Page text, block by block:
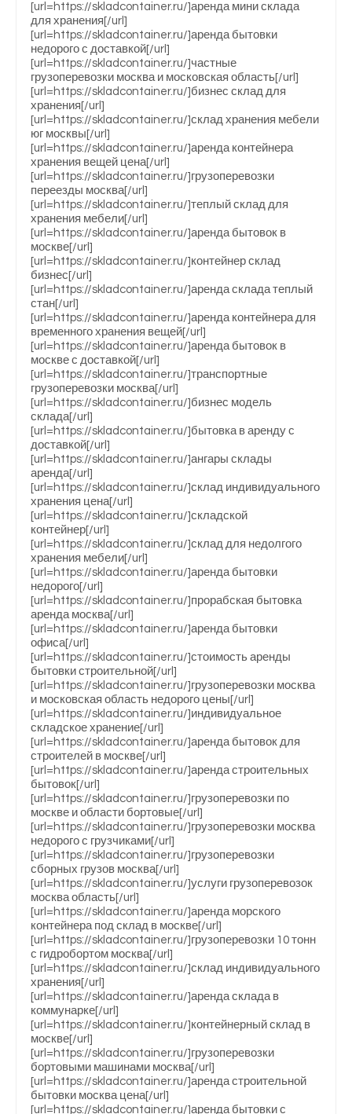
[url=https://skladcontainer.ru/]аренда мини склада
для хранения[/url]
[url=https://skladcontainer.ru/]аренда бытовки
недорого с доставкой[/url]
[url=https://skladcontainer.ru/]частные
грузоперевозки москва и московская область[/url]
[url=https://skladcontainer.ru/]бизнес склад для
хранения[/url]
[url=https://skladcontainer.ru/]склад хранения мебели
юг москвы[/url]
[url=https://skladcontainer.ru/]аренда контейнера
хранения вещей цена[/url]
[url=https://skladcontainer.ru/]грузоперевозки
переезды москва[/url]
[url=https://skladcontainer.ru/]теплый склад для
хранения мебели[/url]
[url=https://skladcontainer.ru/]аренда бытовок в
москве[/url]
[url=https://skladcontainer.ru/]контейнер склад
бизнес[/url]
[url=https://skladcontainer.ru/]аренда склада теплый
стан[/url]
[url=https://skladcontainer.ru/]аренда контейнера для
временного хранения вещей[/url]
[url=https://skladcontainer.ru/]аренда бытовок в
москве с доставкой[/url]
[url=https://skladcontainer.ru/]транспортные
грузоперевозки москва[/url]
[url=https://skladcontainer.ru/]бизнес модель
склада[/url]
[url=https://skladcontainer.ru/]бытовка в аренду с
доставкой[/url]
[url=https://skladcontainer.ru/]ангары склады
аренда[/url]
[url=https://skladcontainer.ru/]склад индивидуального
хранения цена[/url]
[url=https://skladcontainer.ru/]складской
контейнер[/url]
[url=https://skladcontainer.ru/]склад для недолгого
хранения мебели[/url]
[url=https://skladcontainer.ru/]аренда бытовки
недорого[/url]
[url=https://skladcontainer.ru/]прорабская бытовка
аренда москва[/url]
[url=https://skladcontainer.ru/]аренда бытовки
офиса[/url]
[url=https://skladcontainer.ru/]стоимость аренды
бытовки строительной[/url]
[url=https://skladcontainer.ru/]грузоперевозки москва
и московская область недорого цены[/url]
[url=https://skladcontainer.ru/]индивидуальное
складское хранение[/url]
[url=https://skladcontainer.ru/]аренда бытовок для
строителей в москве[/url]
[url=https://skladcontainer.ru/]аренда строительных
бытовок[/url]
[url=https://skladcontainer.ru/]грузоперевозки по
москве и области бортовые[/url]
[url=https://skladcontainer.ru/]грузоперевозки москва
недорого с грузчиками[/url]
[url=https://skladcontainer.ru/]грузоперевозки
сборных грузов москва[/url]
[url=https://skladcontainer.ru/]услуги грузоперевозок
москва область[/url]
[url=https://skladcontainer.ru/]аренда морского
контейнера под склад в москве[/url]
[url=https://skladcontainer.ru/]грузоперевозки 10 тонн
с гидробортом москва[/url]
[url=https://skladcontainer.ru/]склад индивидуального
хранения[/url]
[url=https://skladcontainer.ru/]аренда склада в
коммунарке[/url]
[url=https://skladcontainer.ru/]контейнерный склад в
москве[/url]
[url=https://skladcontainer.ru/]грузоперевозки
бортовыми машинами москва[/url]
[url=https://skladcontainer.ru/]аренда строительной
бытовки москва цена[/url]
[url=https://skladcontainer.ru/]аренда бытовки с